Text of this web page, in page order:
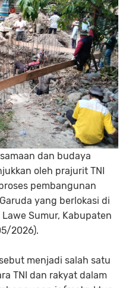
dan budaya
oleh prajurit TNI
pembangunan
yang berlokasi di
Lawe Sumur, Kabupaten
2026).
menjadi salah satu
TNI dan rakyat dalam